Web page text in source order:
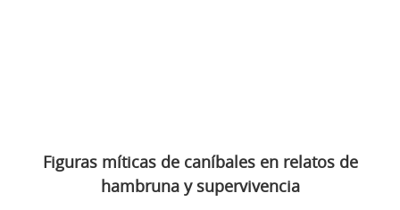
Figuras míticas de caníbales en relatos de
hambruna y supervivencia